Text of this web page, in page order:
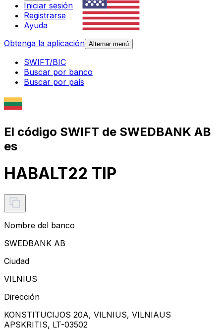
Iniciar sesión
Registrarse
Ayuda
Obtenga la aplicación Alternar menú
SWIFT/BIC
Buscar por banco
Buscar por país
El código SWIFT de SWEDBANK AB
es
HABALT22 TIP
Nombre del banco
SWEDBANK AB
Ciudad
VILNIUS
Dirección
KONSTITUCIJOS 20A, VILNIUS, VILNIAUS
APSKRITIS, LT-03502